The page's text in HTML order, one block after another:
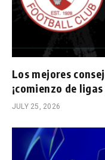
Los mejores
¡comienzo de
JULY 25, 2026